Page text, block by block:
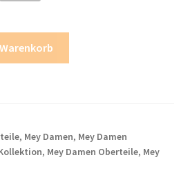
, Mey Damen, Mey Damen
, Mey Damen Oberteile, Mey